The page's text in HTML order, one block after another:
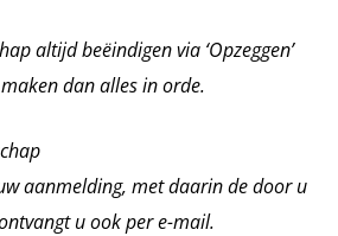
altijd beëindigen via ‘Opzeggen’
dan alles in orde.
aanmelding, met daarin de door u
u ook per e-mail.